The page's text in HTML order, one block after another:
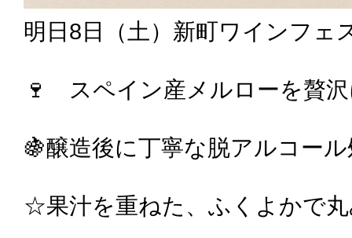
明日8日（土）新町ワインフェ
🍷 スペイン産メルローを贅
🍇醸造後に丁寧な脱アルコー
☆果汁を重ねた、ふくよかで